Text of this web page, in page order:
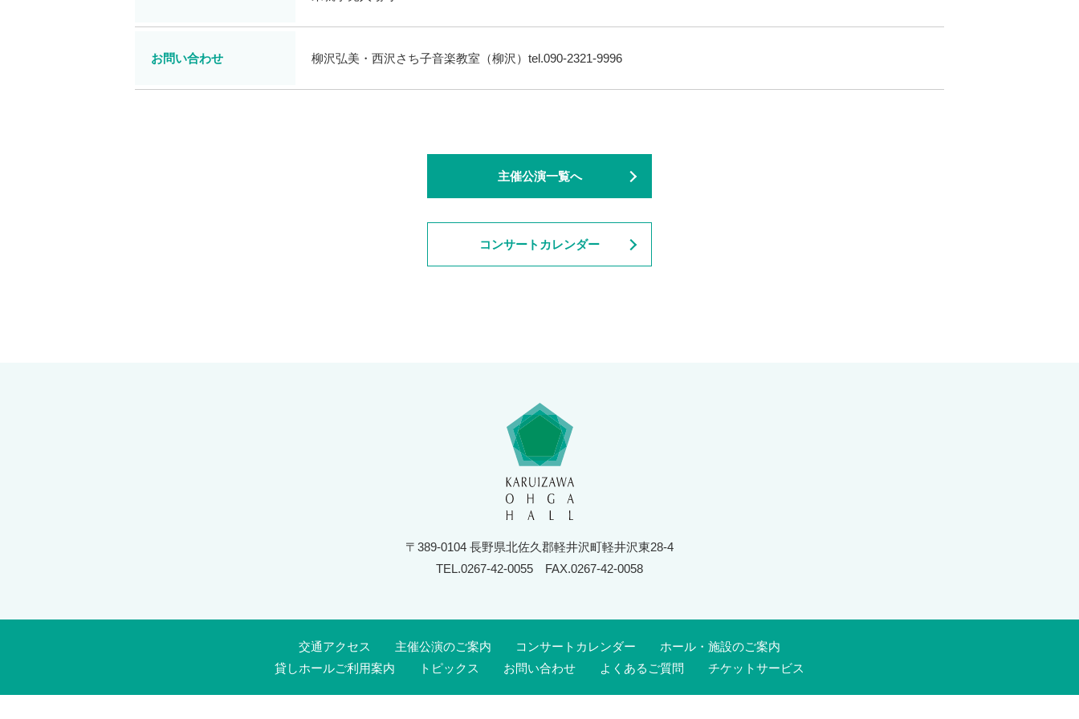
お問い合わせ 柳沢弘美・西沢さち子音楽教室（柳沢）tel.090-2321-9996
主催公演一覧へ
コンサートカレンダー
〒389-0104 長野県北佐久郡軽井沢町軽井沢東28-4
TEL.0267-42-0055 FAX.0267-42-0058
交通アクセス 主催公演のご案内 コンサートカレンダー
ホール・施設のご案内
貸しホールご利用案内
トピックス お問い合わせ よくあるご質問 チケットサービス